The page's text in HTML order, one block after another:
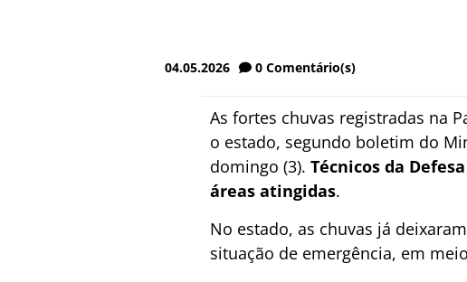
04.05.2026 0 Comentário(s)
As fortes chuvas registradas na
o estado, segundo boletim do
domingo (3). Técnicos da
áreas atingidas.
No estado, as chuvas já
situação de emergência, em